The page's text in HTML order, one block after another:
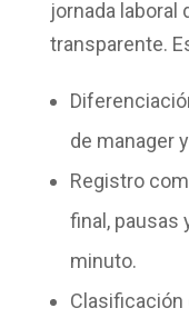
jornada laboral
transparente.
de manager
Registro
final, pausas
minuto.
Clasificación